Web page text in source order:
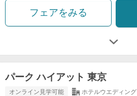
フェアをみる
パーク ハイアット 東京
オンライン見学可能 ホテルウエディング